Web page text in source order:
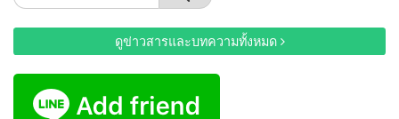
สำหรับ:
ดูข่าวสารและบทความทั้งหมด